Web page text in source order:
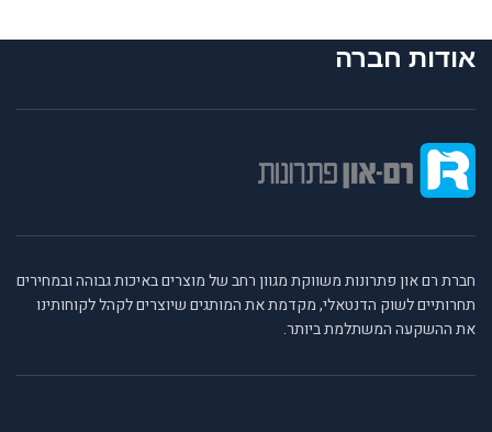
אודות חברה
חברת רם און פתרונות משווקת מגוון רחב של מוצרים באיכות גבוהה ובמחירים
תחרותיים לשוק הדנטאלי, מקדמת את המותגים שיוצרים לקהל לקוחותינו
את ההשקעה המשתלמת ביותר.